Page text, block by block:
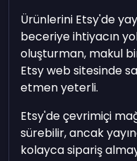
Ürünlerini Etsy'de
beceriye ihtiyacın
oluşturman, makul
Etsy web sitesinde
etmen yeterli.
Etsy'de çevrimiçi
sürebilir, ancak
kolayca sipariş